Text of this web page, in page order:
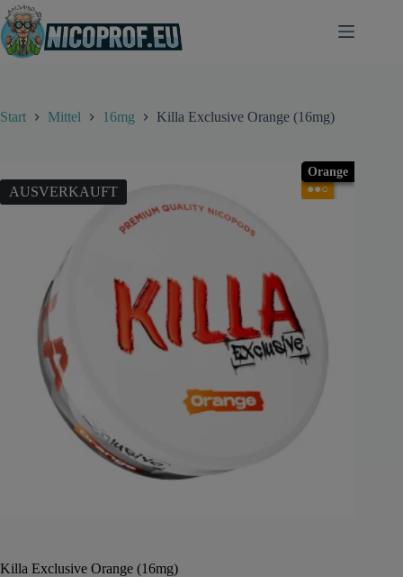
Zum
Inhalt
springen
Start Mittel 16mg Killa Exclusive Orange (16mg)
AUSVERKAUFT
Orange
●●○
Killa Exclusive Orange (16mg)